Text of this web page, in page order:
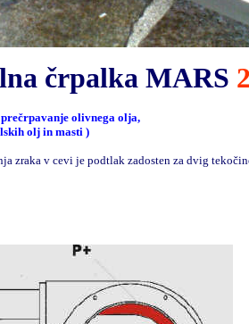
črpalka MARS
olivnega olja,
olj in masti )
zraka v cevi je podtlak zadosten za dvig